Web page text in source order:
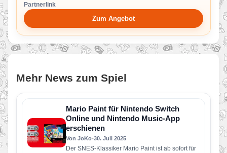
Partnerlink
Zum Angebot
Mehr News zum Spiel
Mario Paint für Nintendo Switch
Online und Nintendo Music-App
erschienen
Von JoKo•30. Juli 2025
Der SNES-Klassiker Mario Paint ist ab sofort für